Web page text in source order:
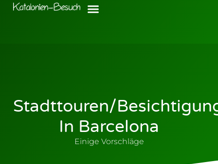
Stadttouren/
In Barcelona
Einige Vorschläge